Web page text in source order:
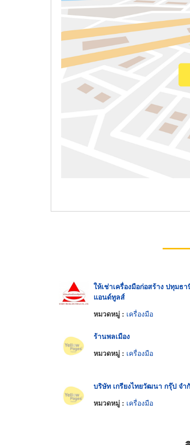
ให้เช่าเครื่องมือก่อสร้าง ปทุมธ
แอนด์ทูลส์
หมวดหมู่ : เครื่องมือ
ร้านพลเมือง
หมวดหมู่ : เครื่องมือ
บริษัท เกรียงไทยวัฒนา กรุ๊ป จำ
หมวดหมู่ : เครื่องมือ